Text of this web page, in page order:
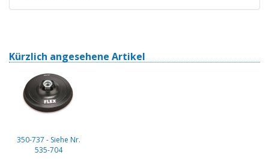
Kürzlich angesehene Artikel
350-737 - Siehe Nr.
535-704